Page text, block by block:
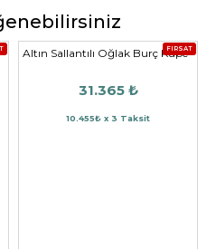
FIRSAT
Altın Sallantılı Oğlak Burç Küpe
31.365 ₺
10.455₺ x 3 Taksit